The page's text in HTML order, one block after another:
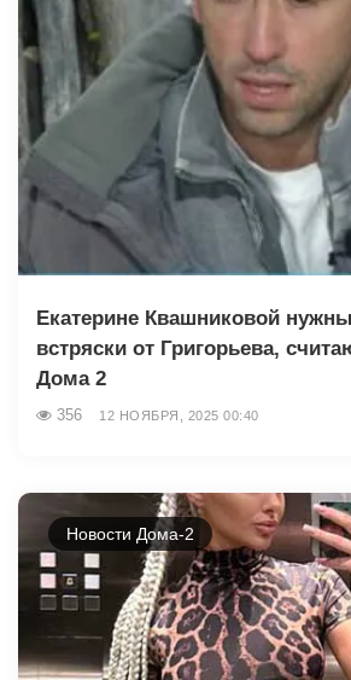
Екатерине Квашниковой
встряски от Григорьева,
Дома 2
356 12 НОЯБРЯ, 2025 00:40
Новости Дома-2